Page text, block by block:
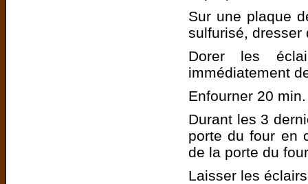
Sur une plaque
sulfurisé, dresser
Dorer les
immédiatement
Enfourner 20 min.
Durant les 3
porte du four en
de la porte du
Laisser les